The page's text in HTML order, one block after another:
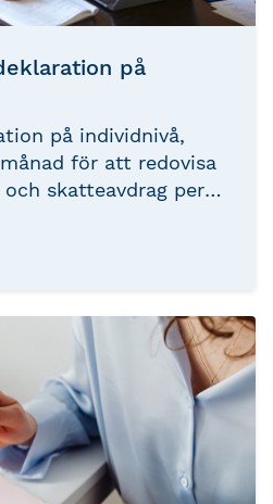
på
på individnivå,
för att redovisa
skatteavdrag per